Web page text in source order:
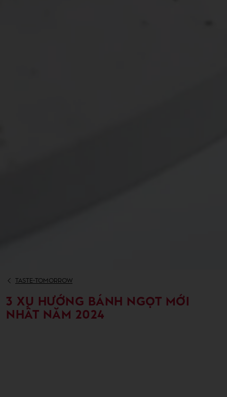
TASTE-TOMORROW
3 XU HƯỚNG BÁNH NGỌT MỚI
NHẤT NĂM 2024